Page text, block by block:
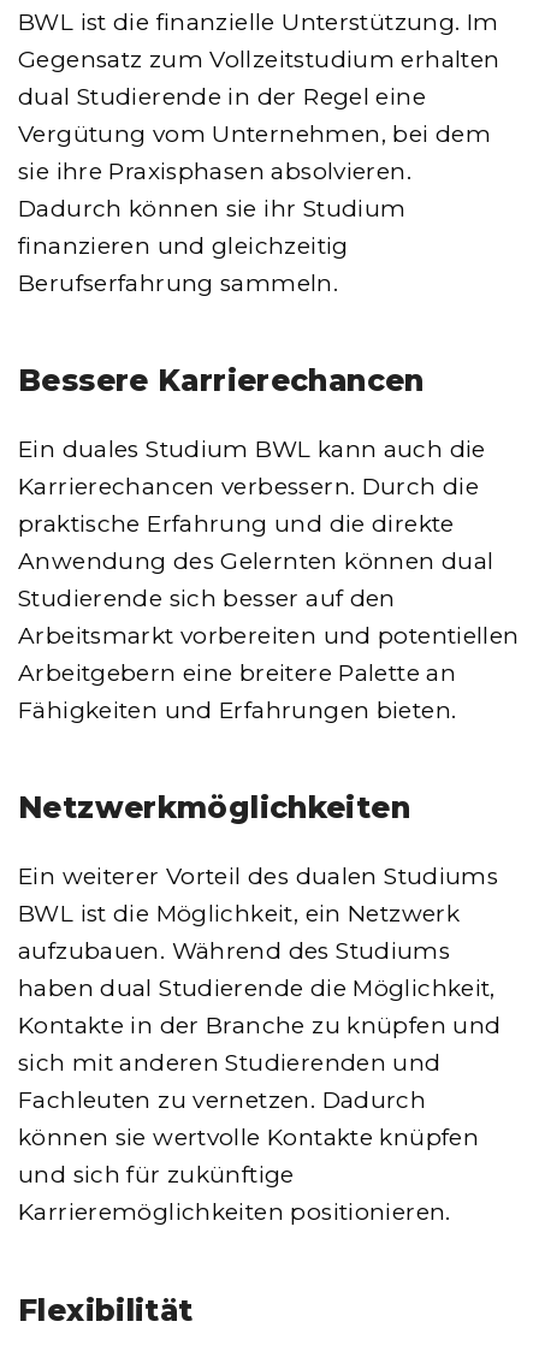
BWL ist die finanzielle Unterstützung. Im
Gegensatz zum Vollzeitstudium erhalten
dual Studierende in der Regel eine
Vergütung vom Unternehmen, bei dem
sie ihre Praxisphasen absolvieren.
Dadurch können sie ihr Studium
finanzieren und gleichzeitig
Berufserfahrung sammeln.
Bessere Karrierechancen
Ein duales Studium BWL kann auch die
Karrierechancen verbessern. Durch die
praktische Erfahrung und die direkte
Anwendung des Gelernten können dual
Studierende sich besser auf den
Arbeitsmarkt vorbereiten und potentiellen
Arbeitgebern eine breitere Palette an
Fähigkeiten und Erfahrungen bieten.
Netzwerkmöglichkeiten
Ein weiterer Vorteil des dualen Studiums
BWL ist die Möglichkeit, ein Netzwerk
aufzubauen. Während des Studiums
haben dual Studierende die Möglichkeit,
Kontakte in der Branche zu knüpfen und
sich mit anderen Studierenden und
Fachleuten zu vernetzen. Dadurch
können sie wertvolle Kontakte knüpfen
und sich für zukünftige
Karrieremöglichkeiten positionieren.
Flexibilität